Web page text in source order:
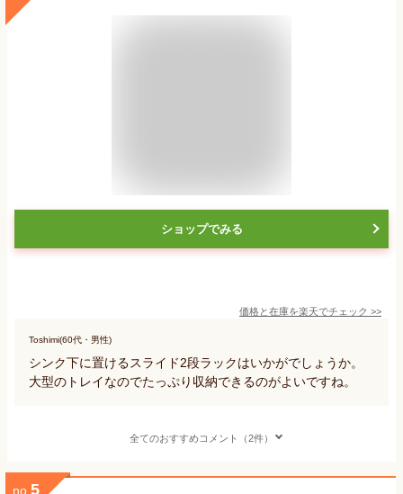
ショップでみる
価格と在庫を楽天でチェック >>
Toshimi(60代・男性)
シンク下に置けるスライド2段ラックはいかがでしょうか。
大型のトレイなのでたっぷり収納できるのがよいですね。
全てのおすすめコメント（2件）
no. 5